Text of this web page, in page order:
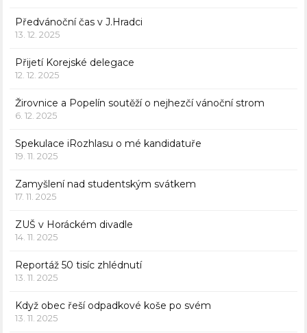
Předvánoční čas v J.Hradci
13. 12. 2025
Přijetí Korejské delegace
12. 12. 2025
Žirovnice a Popelín soutěží o nejhezčí vánoční strom
6. 12. 2025
Spekulace iRozhlasu o mé kandidatuře
19. 11. 2025
Zamyšlení nad studentským svátkem
17. 11. 2025
ZUŠ v Horáckém divadle
14. 11. 2025
Reportáž 50 tisíc zhlédnutí
13. 11. 2025
Když obec řeší odpadkové koše po svém
13. 11. 2025